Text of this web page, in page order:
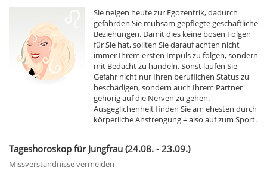
Sie neigen heute zur Egozentrik, dadurch
gefährden Sie mühsam gepflegte geschäftliche
Beziehungen. Damit dies keine bösen Folgen
für Sie hat, sollten Sie darauf achten nicht
immer Ihrem ersten Impuls zu folgen, sondern
mit Bedacht zu handeln. Sonst laufen Sie
Gefahr nicht nur Ihren beruflichen Status zu
beschädigen, sondern auch Ihrem Partner
gehörig auf die Nerven zu gehen.
Ausgeglichenheit finden Sie am ehesten durch
körperliche Anstrengung – also auf zum Sport.
Tageshoroskop für Jungfrau (24.08. - 23.09.)
Missverständnisse vermeiden